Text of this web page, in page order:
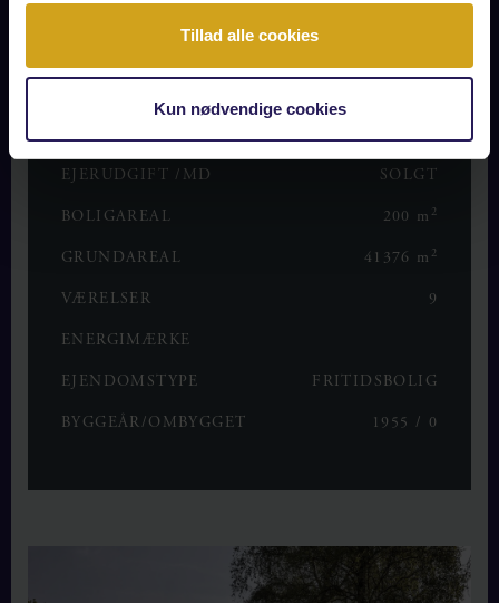
Tillad alle cookies
Kun nødvendige cookies
OPLYSNINGER OM BOLIGEN
EJERUDGIFT /MD SOLGT
BOLIGAREAL 200 m 2
GRUNDAREAL 41376 m 2
VÆRELSER 9
ENERGIMÆRKE
EJENDOMSTYPE FRITIDSBOLIG
BYGGEÅR/OMBYGGET 1955 / 0